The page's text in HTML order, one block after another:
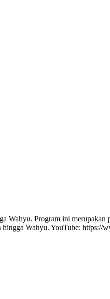
Wahyu. Program ini
Wahyu. YouTube: https://